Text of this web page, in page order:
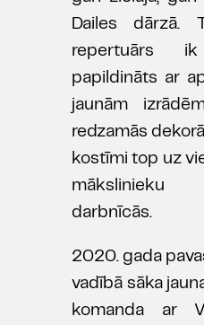
Dailes dārzā.
repertuārs
papildināts ar
jaunām
redzamās
kostīmi top uz
mākslinieku
darbnīcās.
2020. gada
vadībā sāka
komanda ar